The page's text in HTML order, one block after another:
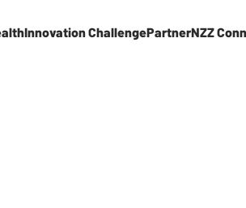
Innovation ChallengePartnerNZZ